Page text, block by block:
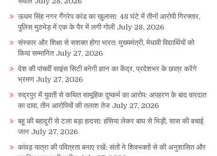
ऊधम सिंह नगर गैंगरेप कांड का खुलासा: 48 घंटे में तीनों आरोपी गिरफ्तार,
पुलिस मुठभेड़ में एक के पैर में लगी गोली July 28, 2026
संस्कार और शिक्षा से सशक्त होगा भारत: मुख्यमंत्री, मेधावी विद्यार्थियों को
किया सम्मानित July 27, 2026
देश की पांचवीं साइंस सिटी बनेगी ज्ञान का केंद्र, प्रदेशभर के छात्र करेंगे
भ्रमण July 27, 2026
रुद्रपुर में युवती से कथित सामूहिक दुष्कर्म का आरोप: अपहरण के बाद वारदात
का दावा, तीन आरोपियों की तलाश तेज July 27, 2026
बहू की बहादुरी से टला बड़ा हादसा: हंसिया लेकर बाघ से भिड़ी, सास की बचाई
जान July 27, 2026
कांवड़ यात्रा की पवित्रता बनाए रखें: संतों ने शिवभक्तों से की अनुशासित और